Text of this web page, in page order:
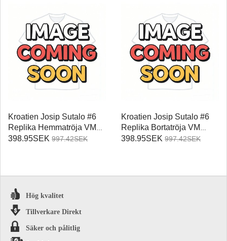
Kroatien Josip Sutalo #6
Replika Hemmatröja VM
2026 Kortärmad
398.95SEK 997.42SEK
Kroatien Josip Sutalo #6
Replika Bortatröja VM
2026 Kortärmad
398.95SEK 997.42SEK
Hög kvalitet
Tillverkare Direkt
Säker och pålitlig